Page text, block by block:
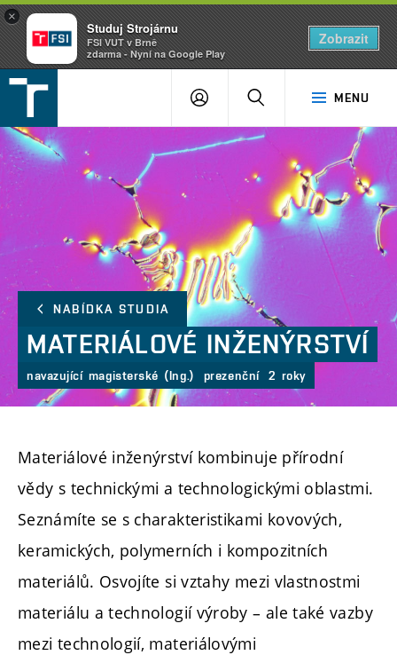
v
Brně
MENU
PŘIHLÁŠENÍ
NABÍDKA STUDIA
MATERIÁLOVÉ INŽENÝRSTVÍ
navazující magisterské (Ing.) prezenční 2 roky
Materiálové inženýrství kombinuje přírodní
vědy s technickými a technologickými oblastmi.
Seznámíte se s charakteristikami kovových,
keramických, polymerních i kompozitních
materiálů. Osvojíte si vztahy mezi vlastnostmi
materiálu a technologií výroby – ale také vazby
mezi technologií, materiálovými
×
Studuj Strojárnu
FSI VUT v Brně
zdarma - Nyní na Google Play
Zobrazit